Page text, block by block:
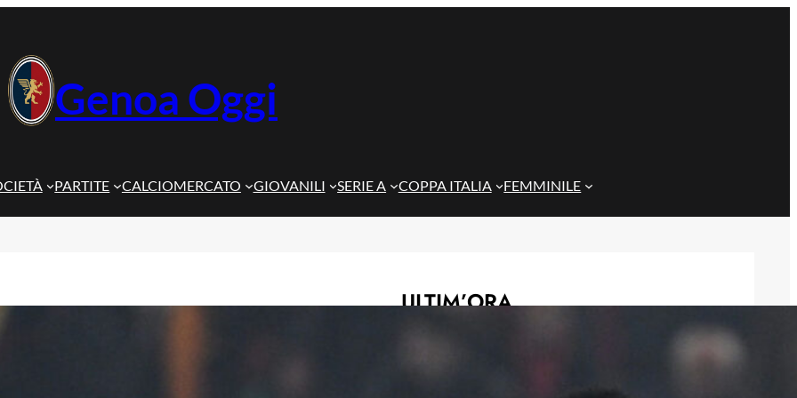
Genoa Oggi
PARTITE CALCIOMERCATO GIOVANILI SERIE A COPPA ITALIA FEMMINILE
ULTIM’ORA
Genoa, l’ex van ’t Schip riparte dalla